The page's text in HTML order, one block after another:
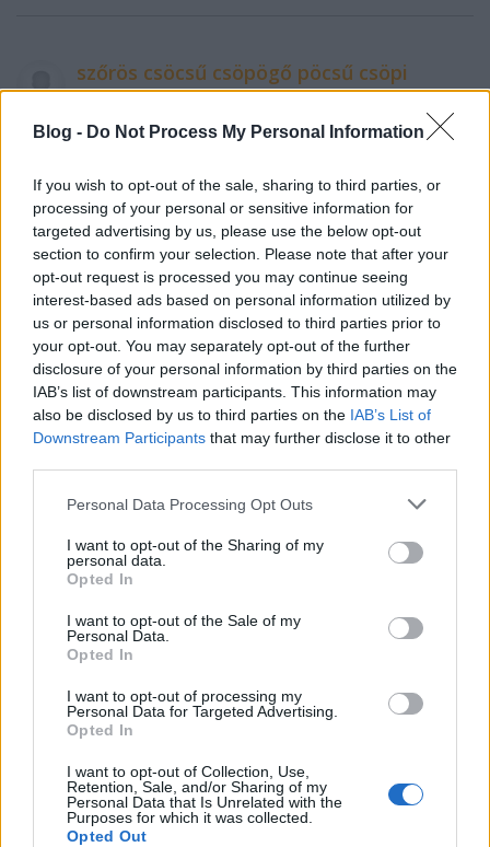
Blog - Do Not Process My Personal Information
If you wish to opt-out of the sale, sharing to third parties, or
processing of your personal or sensitive information for
targeted advertising by us, please use the below opt-out
section to confirm your selection. Please note that after your
opt-out request is processed you may continue seeing
interest-based ads based on personal information utilized by
us or personal information disclosed to third parties prior to
your opt-out. You may separately opt-out of the further
disclosure of your personal information by third parties on the
IAB’s list of downstream participants. This information may
also be disclosed by us to third parties on the IAB’s List of
Downstream Participants that may further disclose it to other
Please note that this website/app uses one or more Google
not limited to your visit or usage behaviour. You may click to
grant or deny consent to Google and its third-party tags to
use your data for below specified purposes in below Google
consent section.
Personal Data Processing Opt Outs
I want to opt-out of the Sharing of my
personal data.
Opted In
I want to opt-out of the Sale of my
Personal Data.
Opted In
I want to opt-out of processing my
Personal Data for Targeted Advertising.
Opted In
I want to opt-out of Collection, Use,
Retention, Sale, and/or Sharing of my
Personal Data that Is Unrelated with the
Purposes for which it was collected.
Opted Out
szőrös csöcsű csöpögő pöcsű csöpi
8 éve
@Etniez : Magyarországon elhagyták a kendőt? A
a kendőjük. A multkor az alföldön néztek például
iszlám menekültnek magyar kendős nénikéket, és
hívták a rendőröket. Jót röhögtem az orbanisztáni
köcsögökön.
szőrös csöcsű csöpögő pöcsű csöpi
8 éve
Ide pedig nem azért nem jön menekült, mert orr
bánc jól kezeli a kérdést, hanem azért, mert
Orrbanisztán nem határos semmilyen háborús
övezettel, túl messze van azoktól. A görögök, olaszok
ezt nem mondhatják el magukról, közvetlen
határosak a válságövezetekkel, az EU valódi külső
határai ott vannak, nem itt tehát jóval nehezebb
dolguk is van. Ettől függetlenül elég jól kezelik a
kérdést. Orbánc nyúlfarknyi kerítése kutya fasza,
ahhoz képest, ami ott zajlik. De a csuti hazudós
szeret mindent felnagyítani, hogy az olyan birkák,
mint te, azt higyjék ő a világ közepe.
8 éve
@chrisred: és?